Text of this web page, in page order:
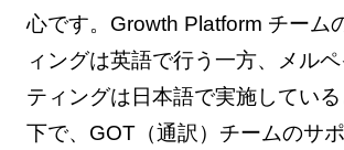
心です。Growth Platform チーム
ィングは英語で行う一方、メル
ティングは日本語で実施してい
下で、GOT（通訳）チームのサ